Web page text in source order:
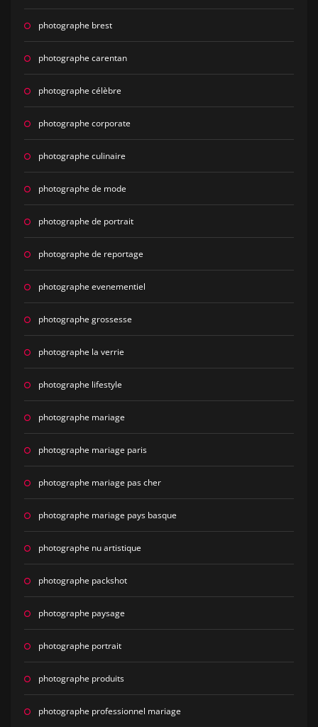
photographe brest
photographe carentan
photographe célèbre
photographe corporate
photographe culinaire
photographe de mode
photographe de portrait
photographe de reportage
photographe evenementiel
photographe grossesse
photographe la verrie
photographe lifestyle
photographe mariage
photographe mariage paris
photographe mariage pas cher
photographe mariage pays basque
photographe nu artistique
photographe packshot
photographe paysage
photographe portrait
photographe produits
photographe professionnel mariage